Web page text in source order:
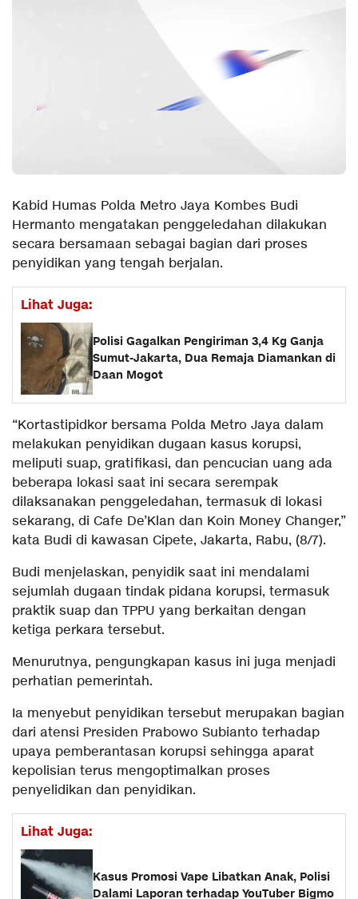
Kabid Humas Polda Metro Jaya Kombes Budi
Hermanto mengatakan penggeledahan dilakukan
secara bersamaan sebagai bagian dari proses
penyidikan yang tengah berjalan.
Lihat Juga:
Polisi Gagalkan Pengiriman 3,4 Kg Ganja
Sumut-Jakarta, Dua Remaja Diamankan di
Daan Mogot
“Kortastipidkor bersama Polda Metro Jaya dalam
melakukan penyidikan dugaan kasus korupsi,
meliputi suap, gratifikasi, dan pencucian uang ada
beberapa lokasi saat ini secara serempak
dilaksanakan penggeledahan, termasuk di lokasi
sekarang, di Cafe De’Klan dan Koin Money Changer,”
kata Budi di kawasan Cipete, Jakarta, Rabu, (8/7).
Budi menjelaskan, penyidik saat ini mendalami
sejumlah dugaan tindak pidana korupsi, termasuk
praktik suap dan TPPU yang berkaitan dengan
ketiga perkara tersebut.
Menurutnya, pengungkapan kasus ini juga menjadi
perhatian pemerintah.
Ia menyebut penyidikan tersebut merupakan bagian
dari atensi Presiden Prabowo Subianto terhadap
upaya pemberantasan korupsi sehingga aparat
kepolisian terus mengoptimalkan proses
penyelidikan dan penyidikan.
Lihat Juga:
Kasus Promosi Vape Libatkan Anak, Polisi
Dalami Laporan terhadap YouTuber Bigmo